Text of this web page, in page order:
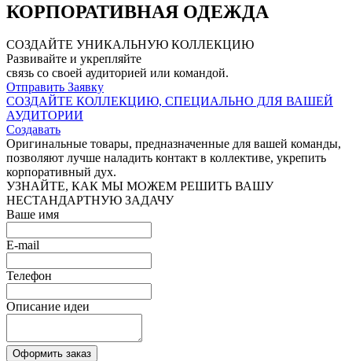
КОРПОРАТИВНАЯ ОДЕЖДА
СОЗДАЙТЕ УНИКАЛЬНУЮ КОЛЛЕКЦИЮ
Развивайте и укрепляйте
связь со своей аудиторией или командой.
Отправить Заявку
СОЗДАЙТЕ КОЛЛЕКЦИЮ, СПЕЦИАЛЬНО ДЛЯ ВАШЕЙ
АУДИТОРИИ
Создавать
Оригинальные товары, предназначенные для вашей команды,
позволяют лучше наладить контакт в коллективе, укрепить
корпоративный дух.
УЗНАЙТЕ, КАК МЫ МОЖЕМ РЕШИТЬ ВАШУ
НЕСТАНДАРТНУЮ ЗАДАЧУ
Ваше имя
E-mail
Телефон
Описание идеи
Оформить заказ